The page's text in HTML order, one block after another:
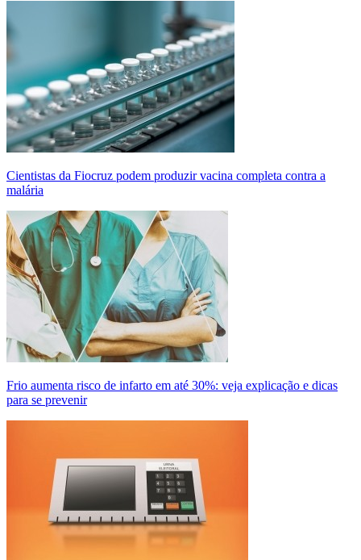
Cientistas da Fiocruz podem produzir vacina completa contra a
malária
Frio aumenta risco de infarto em até 30%: veja explicação e dicas
para se prevenir